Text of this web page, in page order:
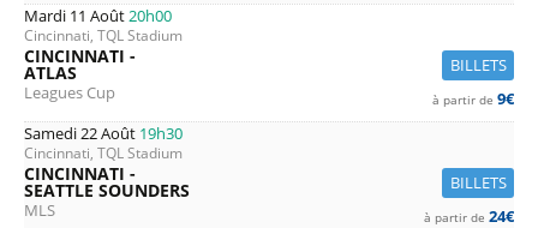
Mardi 11 Août20h00
Cincinnati, TQL Stadium
BILLETS
CINCINNATI -
ATLAS
Leagues Cup à partir de 9€
Samedi 22 Août 19h30
Cincinnati, TQL Stadium
BILLETS
CINCINNATI -
SEATTLE SOUNDERS
MLS à partir de 24€